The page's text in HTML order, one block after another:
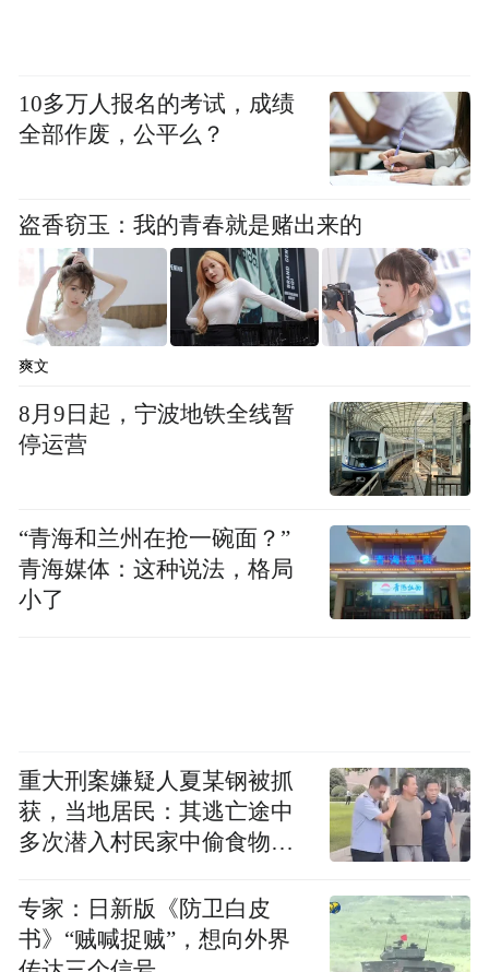
10多万人报名的考试，成绩
全部作废，公平么？
盗香窃玉：我的青春就是赌出来的
爽文
8月9日起，宁波地铁全线暂
停运营
“青海和兰州在抢一碗面？”
青海媒体：这种说法，格局
小了
重大刑案嫌疑人夏某钢被抓
获，当地居民：其逃亡途中
多次潜入村民家中偷食物被
专家：日新版《防卫白皮
书》“贼喊捉贼”，想向外界